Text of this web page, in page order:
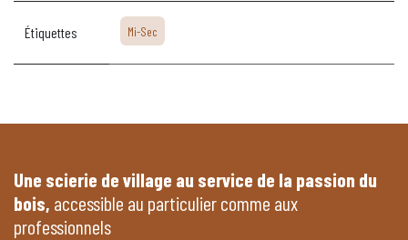
Étiquettes Mi-Sec
Une scierie de village au service de la passion du
bois, accessible au particulier comme aux
professionnels